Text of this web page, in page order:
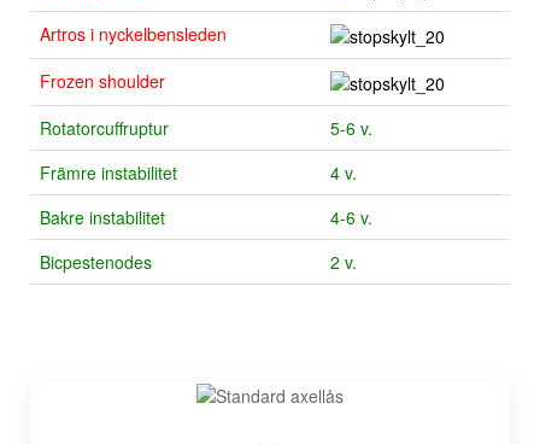
Artros i nyckelbensleden
Frozen shoulder
Rotatorcuffruptur
5-6 v.
Främre instabilitet
4 v.
Bakre instabilitet
4-6 v.
Bicpestenodes
2 v.